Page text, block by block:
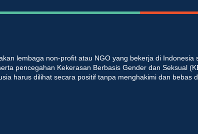
lembaga non-profit atau NGO yang bekerja di Indonesia
pencegahan Kekerasan Berbasis Gender dan Seksual
harus dilihat secara positif tanpa menghakimi dan bebas